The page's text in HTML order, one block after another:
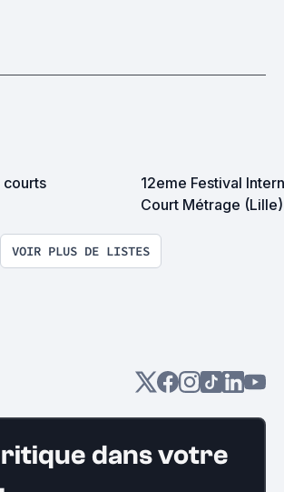
courts
12eme Festival
Court Métrage (Lille)
VOIR PLUS DE LISTES
dans votre